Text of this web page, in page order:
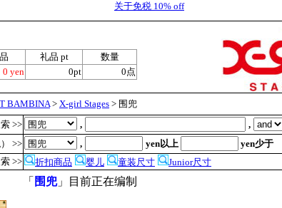
关于免税 10% off
礼品 pt
数量
0 yen 0pt 0点
BAMBINA> X-girl Stages > 围兜
>>
,
,
>>
, yen以上
yen少于
>>
折扣商品 婴儿 童装尺寸 Junior尺寸
「 围兜」目前正在编制